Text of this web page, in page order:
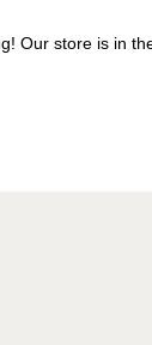
Our store is in